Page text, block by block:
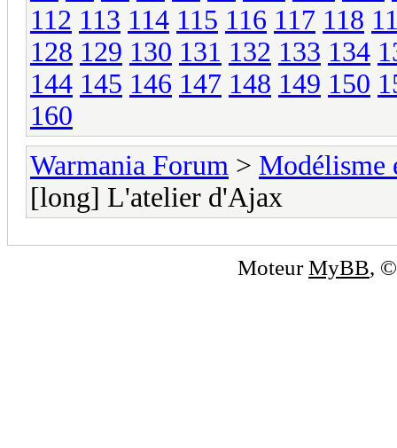
112 113 114 115 116 117 118
128 129 130 131 132 133 134
144 145 146 147 148 149 150
160
Warmania Forum > Modélisme
[long] L'atelier d'Ajax
MoteurMyBB,